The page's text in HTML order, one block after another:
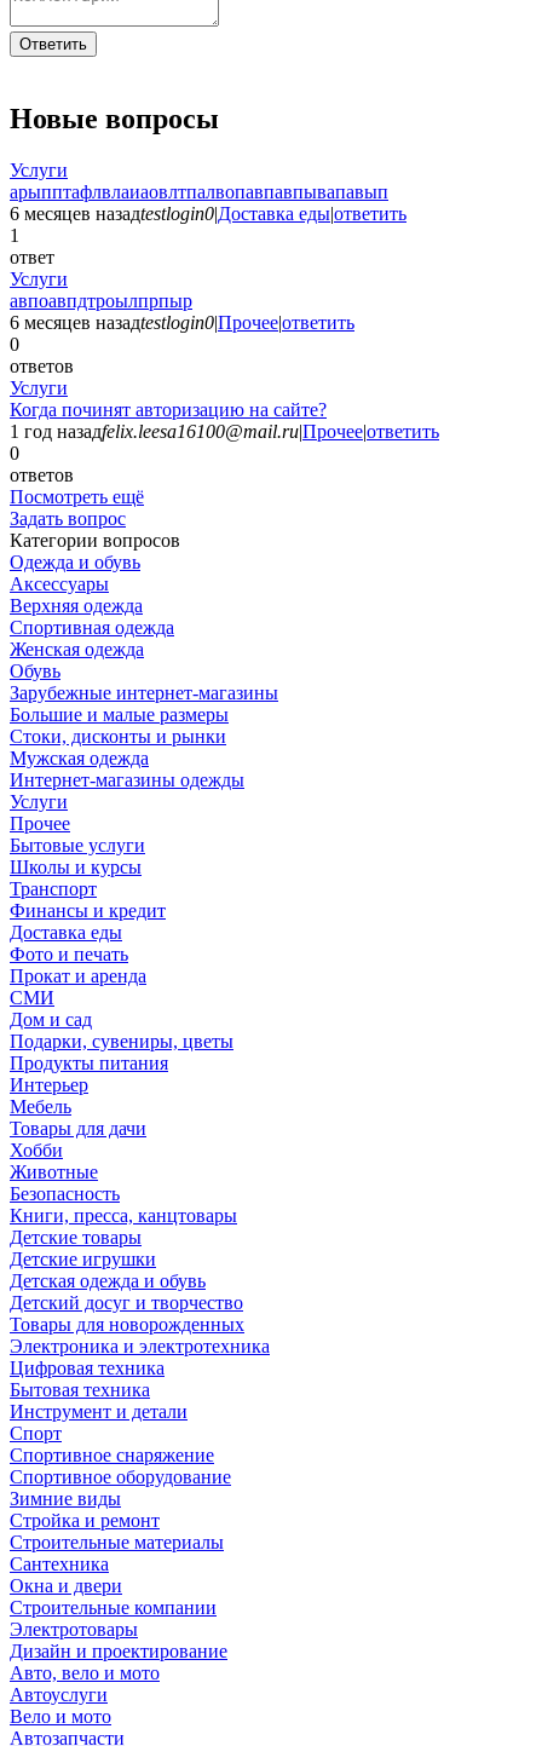
Ответить
Новые вопросы
Услуги
арыпптафлвлаиаовлтпалвопавпавпывапавып
6 месяцев назадtestlogin0|Доставка еды|ответить
1
ответ
Услуги
авпоавпдтроылпрпыр
6 месяцев назадtestlogin0|Прочее|ответить
0
ответов
Услуги
Когда починят авторизацию на сайте?
1 год назадfelix.leesa16100@mail.ru|Прочее|ответить
0
ответов
Посмотреть ещё
Задать вопрос
Категории вопросов
Одежда и обувь
Аксессуары
Верхняя одежда
Спортивная одежда
Женская одежда
Обувь
Зарубежные интернет-магазины
Большие и малые размеры
Стоки, дисконты и рынки
Мужская одежда
Интернет-магазины одежды
Услуги
Прочее
Бытовые услуги
Школы и курсы
Транспорт
Финансы и кредит
Доставка еды
Фото и печать
Прокат и аренда
СМИ
Дом и сад
Подарки, сувениры, цветы
Продукты питания
Интерьер
Мебель
Товары для дачи
Хобби
Животные
Безопасность
Книги, пресса, канцтовары
Детские товары
Детские игрушки
Детская одежда и обувь
Детский досуг и творчество
Товары для новорожденных
Электроника и электротехника
Цифровая техника
Бытовая техника
Инструмент и детали
Спорт
Спортивное снаряжение
Спортивное оборудование
Зимние виды
Стройка и ремонт
Строительные материалы
Сантехника
Окна и двери
Строительные компании
Электротовары
Дизайн и проектирование
Авто, вело и мото
Автоуслуги
Вело и мото
Автозапчасти